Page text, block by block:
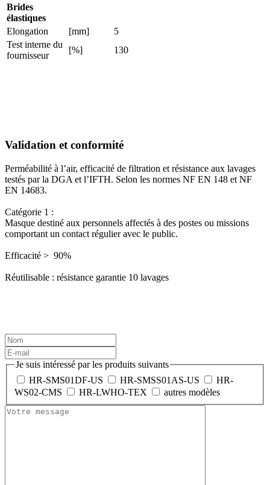
Brides
élastiques
Elongation
[mm]
5
Test interne du
fournisseur
[%] 130
Validation et conformité
Perméabilité à l’air, efficacité de filtration et résistance aux lavages
testés par la DGA et l’IFTH. Selon les normes NF EN 148 et NF
EN 14683.
Catégorie 1 :
Masque destiné aux personnels affectés à des postes ou missions
comportant un contact régulier avec le public.
Efficacité > 90%
Réutilisable : résistance garantie 10 lavages
Je suis intéressé par les produits suivants
HR-SMS01DF-US
HR-SMSS01AS-US
HR-
WS02-CMS
HR-LWHO-TEX autres modèles